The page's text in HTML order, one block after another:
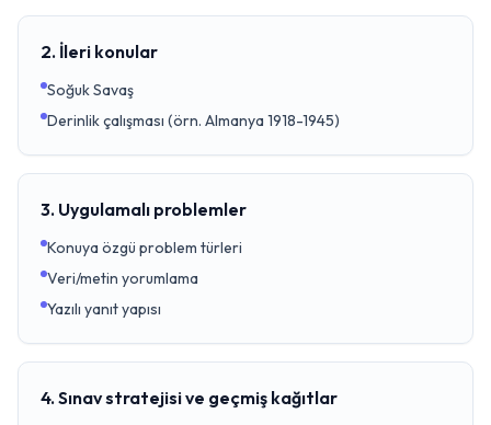
2. İleri konular
Soğuk Savaş
Derinlik çalışması (örn. Almanya 1918-1945)
3. Uygulamalı problemler
Konuya özgü problem türleri
Veri/metin yorumlama
Yazılı yanıt yapısı
4. Sınav stratejisi ve geçmiş kağıtlar